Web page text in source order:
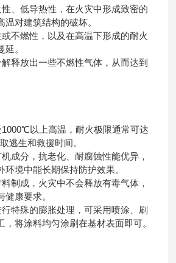
、低导热性，在火灾中形成致密的
对建筑结构的破坏。
不燃性，以及在高温下形成的耐火
。
释放出一些不燃性气体，从而达到
以上高温，耐火极限通常可达
逃生和救援时间。
成分，抗老化、耐腐蚀性能优异，
环境中能长期保持防护效果。
制成，火灾中不会释放有毒气体，
康要求。
特殊的膨胀处理，可采用喷涂、刷
，将涂料均匀涂刷在基材表面即可。